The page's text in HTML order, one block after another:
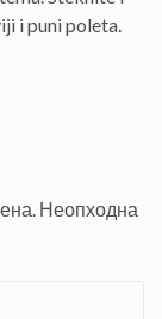
i puni poleta.
Неопходна